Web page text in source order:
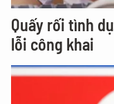
Quấy rối tình
lỗi công khai